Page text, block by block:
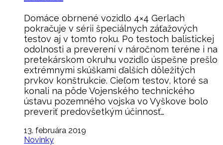
Domáce obrnené vozidlo 4×4 Gerlach
pokračuje v sérii špeciálnych záťažových
testov aj v tomto roku. Po testoch balistickej
odolnosti a preverení v náročnom teréne i na
pretekárskom okruhu vozidlo úspešne prešlo
extrémnymi skúškami ďalších dôležitých
prvkov konštrukcie. Cieľom testov, ktoré sa
konali na pôde Vojenského technického
ústavu pozemného vojska vo Vyškove bolo
preveriť predovšetkým účinnosť…
13. februára 2019
Novinky